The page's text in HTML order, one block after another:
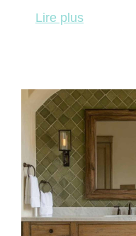
Lire plus